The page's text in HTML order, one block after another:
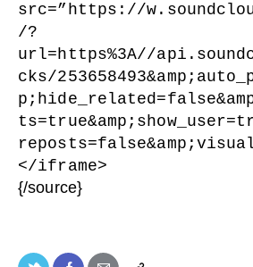
src=”https://
/?
url=https%3A//
cks/
</iframe>
{/source}